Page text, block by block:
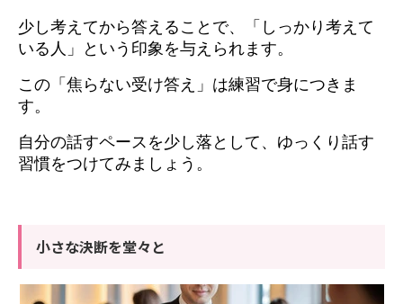
少し考えてから答えることで、「しっかり考えて
いる人」という印象を与えられます。
この「焦らない受け答え」は練習で身につきま
す。
自分の話すペースを少し落として、ゆっくり話す
習慣をつけてみましょう。
小さな決断を堂々と